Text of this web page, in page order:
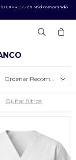
EXPRESS en Mvd comprando
Recomendados
Quitar filtros